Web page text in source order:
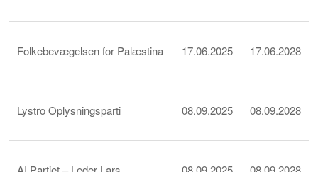
Folkebevægelsen for Palæstina 17.06.2025 17.06.2028
Lystro Oplysningsparti 08.09.2025 08.09.2028